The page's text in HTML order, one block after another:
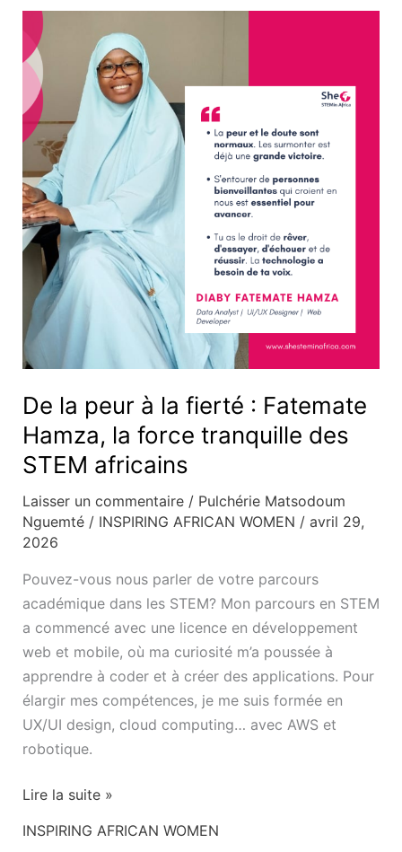
De la peur à la fierté : Fatemate
Hamza, la force tranquille des
STEM africains
Laisser un commentaire / Pulchérie Matsodoum
Nguemté / INSPIRING AFRICAN WOMEN / avril 29,
2026
Pouvez-vous nous parler de votre parcours
académique dans les STEM? Mon parcours en STEM
a commencé avec une licence en développement
web et mobile, où ma curiosité m’a poussée à
apprendre à coder et à créer des applications. Pour
élargir mes compétences, je me suis formée en
UX/UI design, cloud computing… avec AWS et
robotique.
peur
la
fierté
:
Fatemate
Hamza,
la
force
tranquille
des
STEM
africains
Lire la suite »
INSPIRING AFRICAN WOMEN